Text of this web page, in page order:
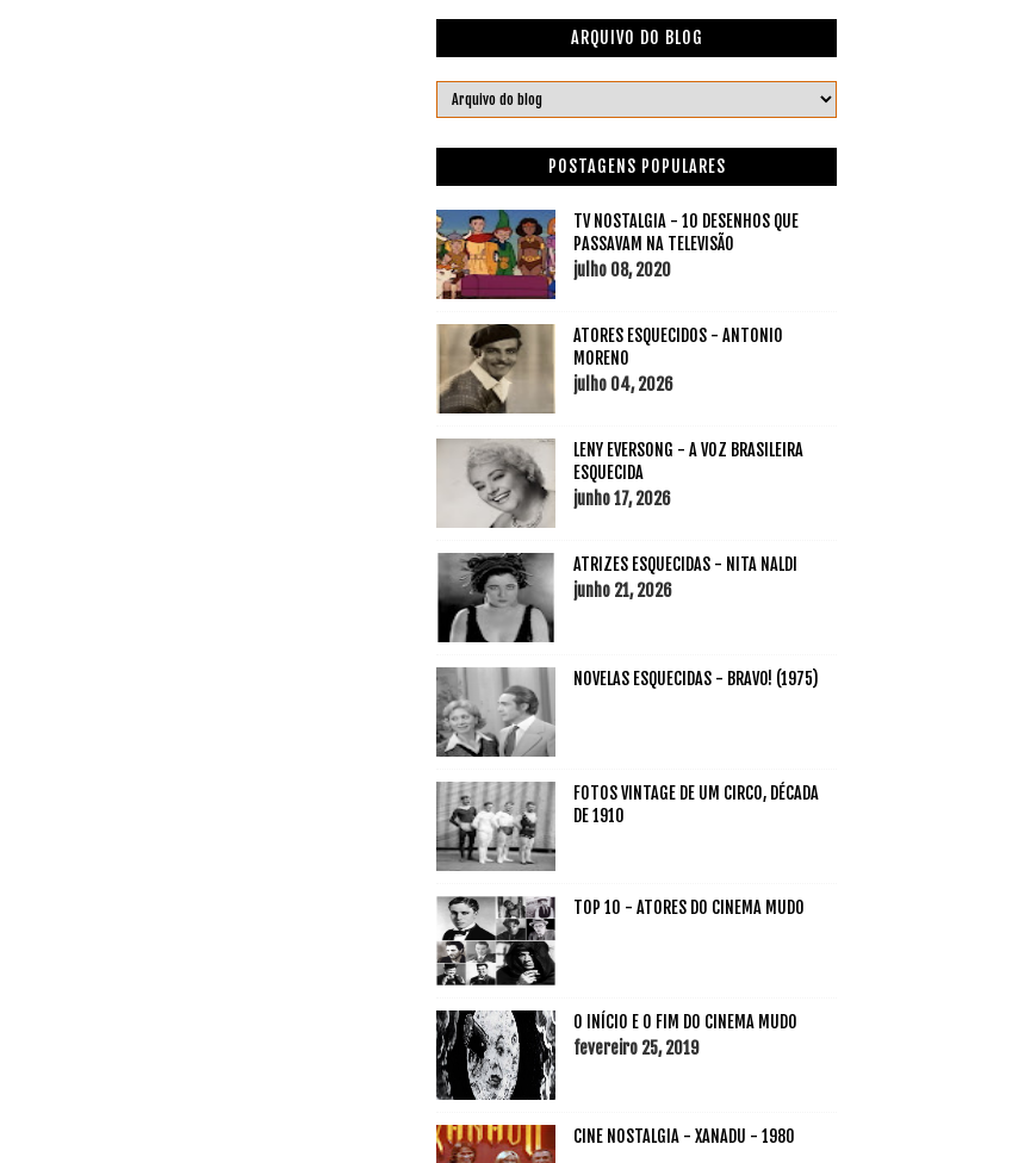
ARQUIVO DO BLOG
POSTAGENS POPULARES
TV NOSTALGIA - 10 DESENHOS QUE
PASSAVAM NA TELEVISÃO
julho 08, 2020
ATORES ESQUECIDOS - ANTONIO
MORENO
julho 04, 2026
LENY EVERSONG - A VOZ BRASILEIRA
ESQUECIDA
junho 17, 2026
ATRIZES ESQUECIDAS - NITA NALDI
junho 21, 2026
NOVELAS ESQUECIDAS - BRAVO! (1975)
FOTOS VINTAGE DE UM CIRCO, DÉCADA
DE 1910
TOP 10 - ATORES DO CINEMA MUDO
O INÍCIO E O FIM DO CINEMA MUDO
fevereiro 25, 2019
CINE NOSTALGIA - XANADU - 1980